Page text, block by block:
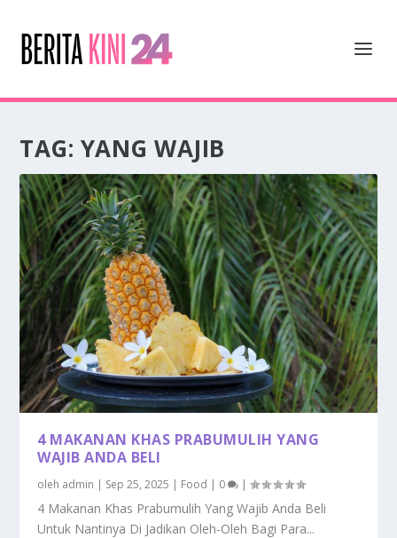
TAG: YANG WAJIB
4 MAKANAN KHAS PRABUMULIH YANG
WAJIB ANDA BELI
oleh admin | Sep 25, 2025 | Food | 0 |
4 Makanan Khas Prabumulih Yang Wajib Anda Beli
Untuk Nantinya Di Jadikan Oleh-Oleh Bagi Para...